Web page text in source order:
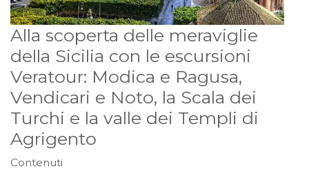
Alla scoperta delle meraviglie
della Sicilia con le escursioni
Veratour: Modica e Ragusa,
Vendicari e Noto, la Scala dei
Turchi e la valle dei Templi di
Agrigento
Contenuti